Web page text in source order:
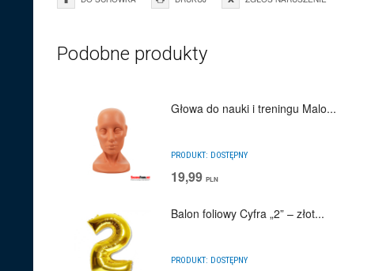
Podobne produkty
Głowa do nauki i treningu Malo...
PRODUKT: DOSTĘPNY
19,99 PLN
Balon foliowy Cyfra „2” – złot...
PRODUKT: DOSTĘPNY